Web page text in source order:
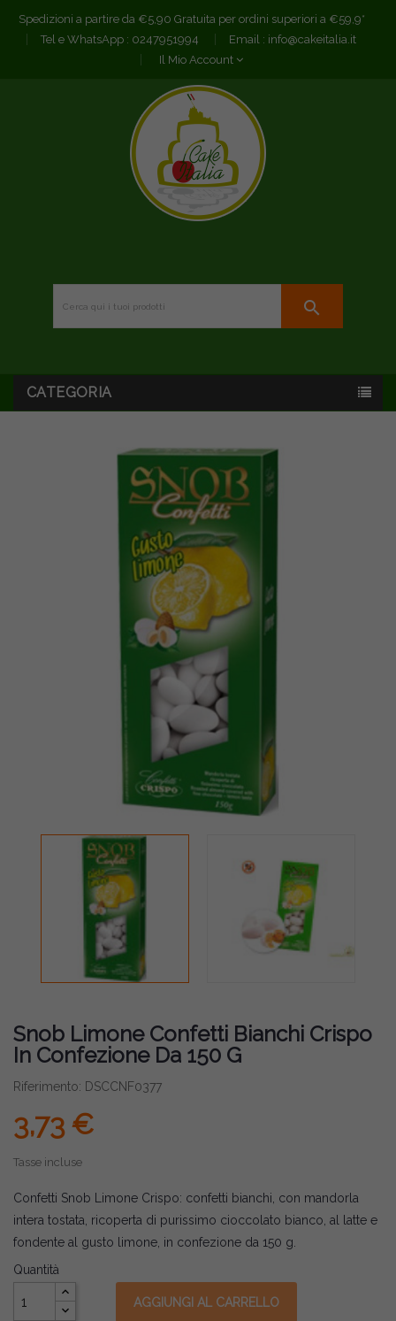
Spedizioni a partire da €5,90 Gratuita per ordini superiori a €59,9*
Tel e WhatsApp : 0247951994 Email : info@cakeitalia.it
Il Mio Account
search
CATEGORIA
Snob Limone Confetti Bianchi Crispo
In Confezione Da 150 G
Riferimento: DSCCNF0377
3,73 €
Tasse incluse
Confetti Snob Limone Crispo: confetti bianchi, con mandorla
intera tostata, ricoperta di purissimo cioccolato bianco, al latte e
fondente al gusto limone, in confezione da 150 g.
Quantità
AGGIUNGI AL CARRELLO